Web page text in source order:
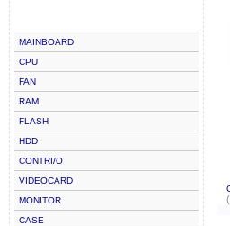
MAINBOARD
CPU
FAN
RAM
FLASH
HDD
CONTRI/O
VIDEOCARD
MONITOR
CASE